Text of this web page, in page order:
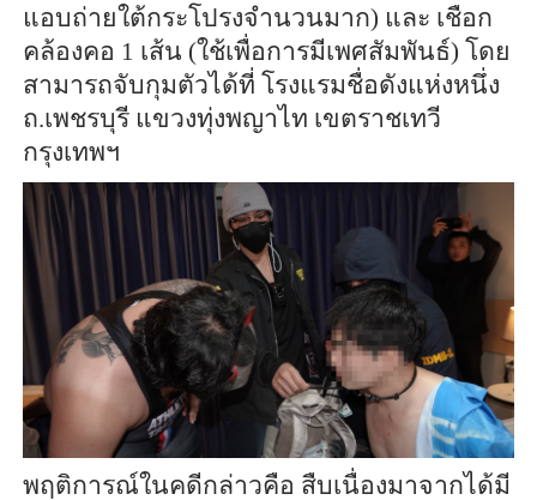
แอบถ่ายใต้กระโปรงจำนวนมาก) และ เชือก
คล้องคอ 1 เส้น (ใช้เพื่อการมีเพศสัมพันธ์) โดย
สามารถจับกุมตัวได้ที่ โรงแรมชื่อดังแห่งหนึ่ง
ถ.เพชรบุรี แขวงทุ่งพญาไท เขตราชเทวี
กรุงเทพฯ
พฤติการณ์ในคดีกล่าวคือ สืบเนื่องมาจากได้มี